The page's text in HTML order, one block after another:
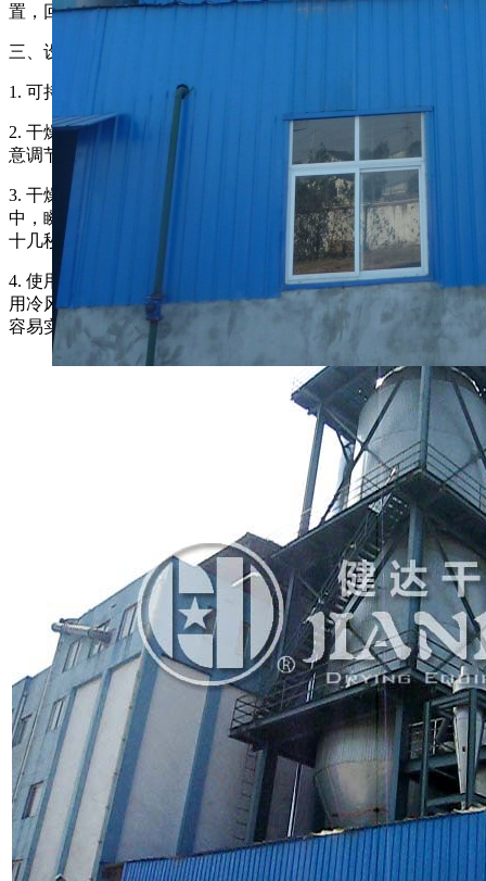
置，回收率在96－98％以上。
三、设备特点
1. 可持续工作，若运行超过三日，收粉率 (重量收率):＞99%。
2. 干燥塔进风温度任意可调，同时也实现了干燥塔排风温度任
意调节。
3. 干燥速度快，料液经雾化后表面积大大增加，在热风气流
中，瞬间就可蒸发95％－98％的水份，完成干燥的时间仅需要
十几秒到数十秒种。
4. 使用范围广，根据物料的特性，可以用热风干燥， 也可以
用冷风造粒，对物料的适应性强。操作简单稳定，控制方便，
容易实现自动化作业。